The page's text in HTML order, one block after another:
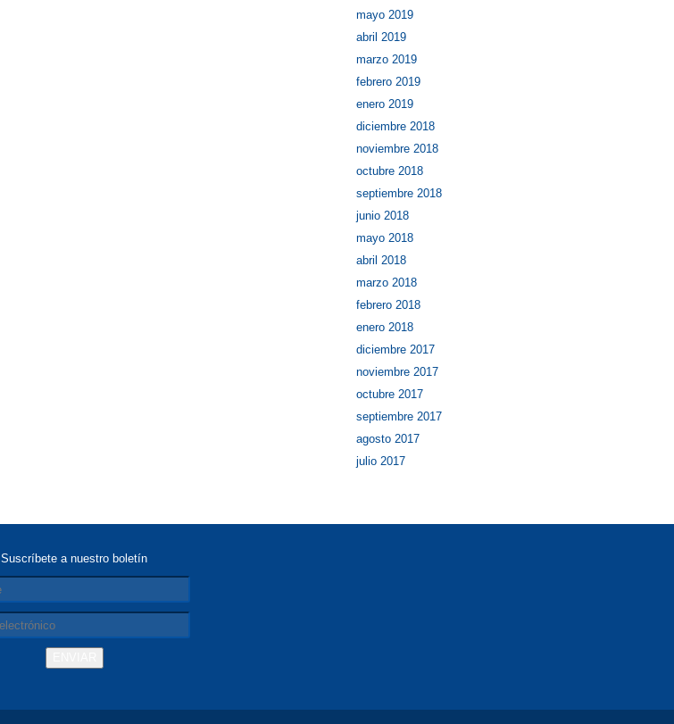
mayo 2019
abril 2019
marzo 2019
febrero 2019
enero 2019
diciembre 2018
noviembre 2018
octubre 2018
septiembre 2018
junio 2018
mayo 2018
abril 2018
marzo 2018
febrero 2018
enero 2018
diciembre 2017
noviembre 2017
octubre 2017
septiembre 2017
agosto 2017
julio 2017
Suscríbete a nuestro boletín